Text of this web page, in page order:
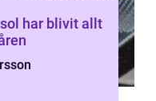
har blivit allt